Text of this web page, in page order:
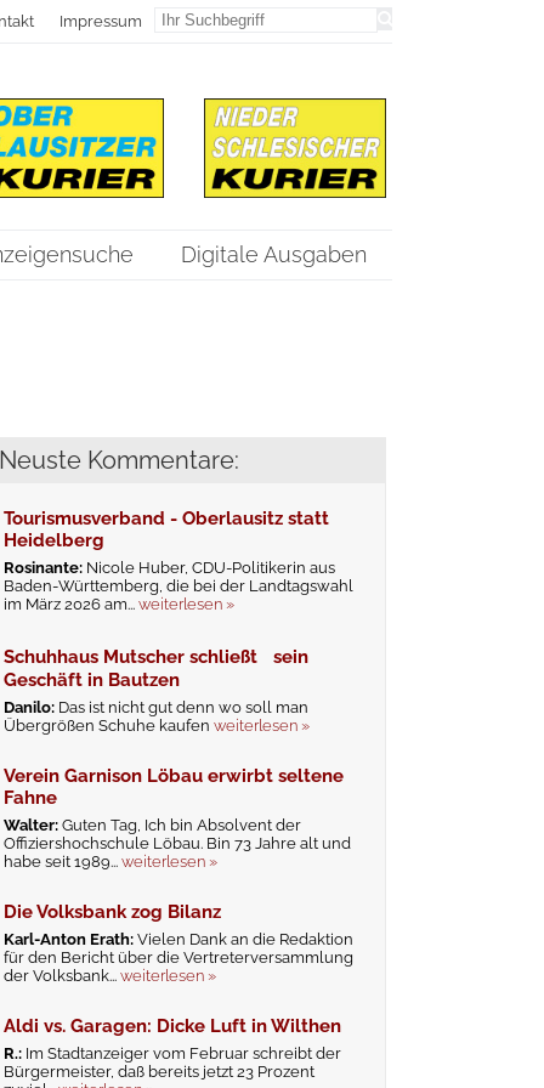
Impressum
Digitale Ausgaben
Neuste Kommentare:
Tourismusverband - Oberlausitz statt
Heidelberg
Rosinante: Nicole Huber, CDU-Politikerin aus
Baden-Württemberg, die bei der Landtagswahl
im März 2026 am...weiterlesen »
Schuhhaus Mutscher schließt sein
Geschäft in Bautzen
Danilo: Das ist nicht gut denn wo soll man
Übergrößen Schuhe kaufenweiterlesen »
Verein Garnison Löbau erwirbt seltene
Fahne
Walter:Guten Tag, Ich bin Absolvent der
Offiziershochschule Löbau. Bin 73 Jahre alt und
habe seit 1989...weiterlesen »
Die Volksbank zog Bilanz
Karl-Anton Erath:Vielen Dank an die Redaktion
für den Bericht über die Vertreterversammlung
der Volksbank...weiterlesen »
Aldi vs. Garagen: Dicke Luft in Wilthen
R.: Im Stadtanzeiger vom Februar schreibt der
Bürgermeister, daß bereits jetzt 23 Prozent